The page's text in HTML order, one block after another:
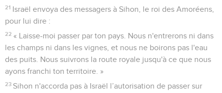
21 Israël envoya des messagers à Sihon, le roi des Amoréens,
pour lui dire :
22 « Laisse-moi passer par ton pays. Nous n'entrerons ni dans
les champs ni dans les vignes, et nous ne boirons pas l'eau
des puits. Nous suivrons la route royale jusqu'à ce que nous
ayons franchi ton territoire. »
23 Sihon n'accorda pas à Israël l’autorisation de passer sur